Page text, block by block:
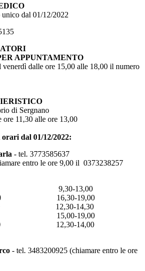
dal 01/12/2022
APPUNTAMENTO
venerdì dalle ore 15,00 alle 18,00 il numero
di Sergnano
11,30 alle ore 13,00
dal 01/12/2022:
- tel. 3773585637
entro le ore 9,00 il 0373238257
9,30-13,00
16,30-19,00
11,30 12,30-14,30
15,00-19,00
12,30-14,00
- tel. 3483200925 (chiamare entro le ore